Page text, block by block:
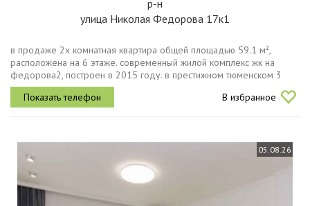
р-н
улица Николая Федорова 17к1
в продаже 2х комнатная квартира общей площадью 59.1 м²,
расположена на 6 этаже. современный жилой комплекс жк на
федорова2, построен в 2015 году. в престижном тюменском 3
микрорайоне.тюменский район всегда пользуется большим
спросомрядом находятся...
В избранное
05.08.26